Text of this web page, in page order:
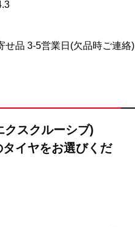
せ品 3-5営業日(欠品時ご連絡)
スクルーシブ)
イヤをお選びくだ